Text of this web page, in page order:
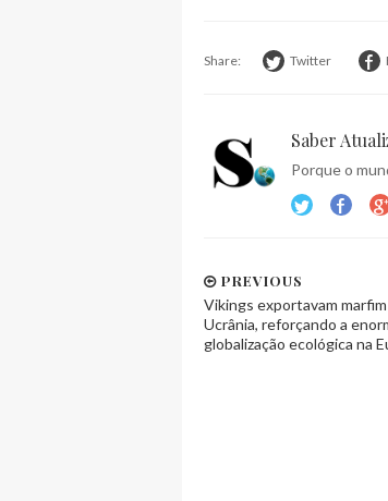
Share: Twitter
Saber
Porque o
PREVIOUS
Vikings exportavam marfim
Ucrânia, reforçando a
globalização ecológica na